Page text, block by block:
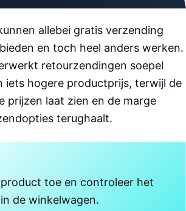
allebei gratis verzending
en toch heel anders werken.
retourzendingen soepel
iets hogere productprijs, terwijl de
prijzen laat zien en de marge
terughaalt.
toe en controleer het
de winkelwagen.